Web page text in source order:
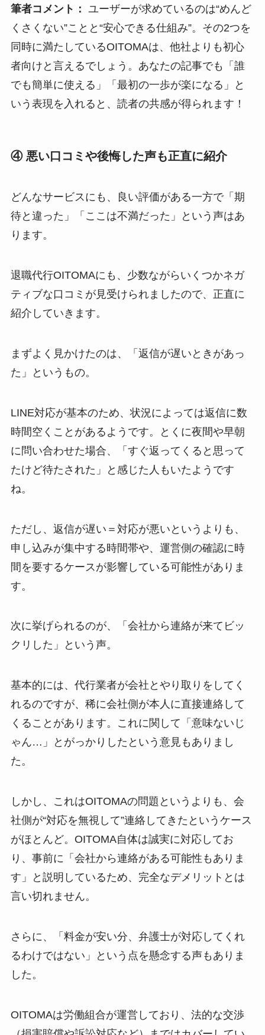
筆者コメント： ユーザーが求めているのは“めんど
くさくない”ことと“安心できる仕組み”。その2つを
同時に満たしているOITOMAは、他社よりも初心
者向けと言えるでしょう。あなたの記事でも「誰
でも簡単に使える」「最初の一歩が楽になる」と
いう表現を入れると、読者の共感が得られます！
④ 悪い口コミや後悔した声も正直に紹介
どんなサービスにも、良い評価がある一方で「期
待と違った」「ここは不満だった」という声はあ
ります。
退職代行OITOMAにも、少数ながらいくつかネガ
ティブな口コミが見受けられましたので、正直に
紹介していきます。
まずよく見かけたのは、「返信が遅いときがあっ
た」というもの。
LINE対応が基本のため、状況によっては返信に数
時間空くことがあるようです。とくに夜間や早朝
に問い合わせた場合、「すぐ返ってくると思って
たけど待たされた」と感じた人もいたようです
ね。
ただし、返信が遅い＝対応が悪いというよりも、
申し込みが集中する時間帯や、運営側の確認に時
間を要するケースが影響している可能性がありま
す。
次に挙げられるのが、「会社から連絡が来てビッ
クリした」という声。
基本的には、代行業者が会社とやり取りをしてく
れるのですが、稀に会社側が本人に直接連絡して
くることがあります。これに関して「意味ないじ
ゃん…」とがっかりしたという意見もありまし
た。
しかし、これはOITOMAの問題というよりも、会
社側が“対応を無視して”連絡してきたというケース
がほとんど。OITOMA自体は誠実に対応してお
り、事前に「会社から連絡がある可能性もありま
す」と説明しているため、完全なデメリットとは
言い切れません。
さらに、「料金が安い分、弁護士が対応してくれ
るわけではない」という点を懸念する声もありま
した。
OITOMAは労働組合が運営しており、法的な交渉